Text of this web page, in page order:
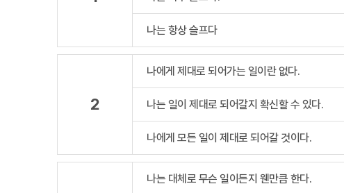
나는 항상 슬프다
2
나에게 제대로 되어가는 일이란 없다.
나는 일이 제대로 되어갈지 확신할 수 있다.
나에게 모든 일이 제대로 되어갈 것이다.
나는 대체로 무슨 일이든지 웬만큼 한다.